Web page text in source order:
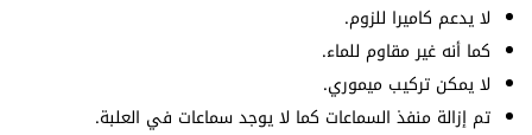
لا يدعم كاميرا للزوم.
كما أنه غير مقاوم للماء.
لا يمكن تركيب ميموري.
تم إزالة منفذ السماعات كما لا يوجد سماعات في العلبة.